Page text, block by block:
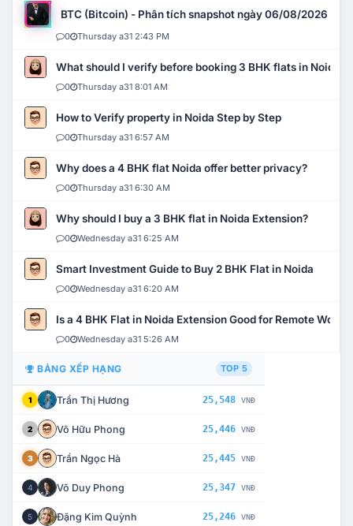
BTC (Bitcoin) - Phân tích snapshot ngày 06/08/2026
0 Thursday a31 2:43 PM
What should I verify before booking 3 BHK flats in Noida?
0 Thursday a31 8:01 AM
How to Verify property in Noida Step by Step
0 Thursday a31 6:57 AM
Why does a 4 BHK flat Noida offer better privacy?
0 Thursday a31 6:30 AM
Why should I buy a 3 BHK flat in Noida Extension?
0 Wednesday a31 6:25 AM
Smart Investment Guide to Buy 2 BHK Flat in Noida
0 Wednesday a31 6:20 AM
Is a 4 BHK Flat in Noida Extension Good for Remote Work?
0 Wednesday a31 5:26 AM
BẢNG XẾP HẠNG TOP 5
1 Trần Thị Hương 25,548 VNĐ
2 Võ Hữu Phong 25,446 VNĐ
3 Trần Ngọc Hà 25,445 VNĐ
4 Võ Duy Phong 25,347 VNĐ
5 Đặng Kim Quỳnh 25,246 VNĐ